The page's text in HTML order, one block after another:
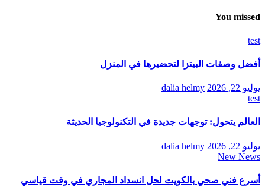
You missed
test
أفضل وصفات البيتزا لتحضيرها في المنزل
يوليو 22, 2026
dalia helmy
test
العالم يتحول: توجهات جديدة في التكنولوجيا الحديثة
يوليو 22, 2026
dalia helmy
New News
أسرع فني صحي بالكويت لحل انسداد المجاري في وقت قياسي